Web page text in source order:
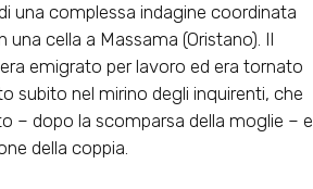
una complessa indagine coordinata
cella a Massama (Oristano). Il
emigrato per lavoro ed era tornato
subito nel mirino degli inquirenti, che
– dopo la scomparsa della moglie – e
della coppia.